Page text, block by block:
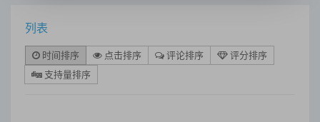
列表
时间排序 点击排序 评论排序
评分排序
支持量排序